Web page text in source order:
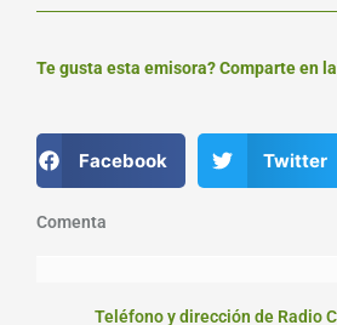
Te gusta esta emisora? Comparte en
Facebook Twitter
Comenta
Teléfono y dirección de Radio